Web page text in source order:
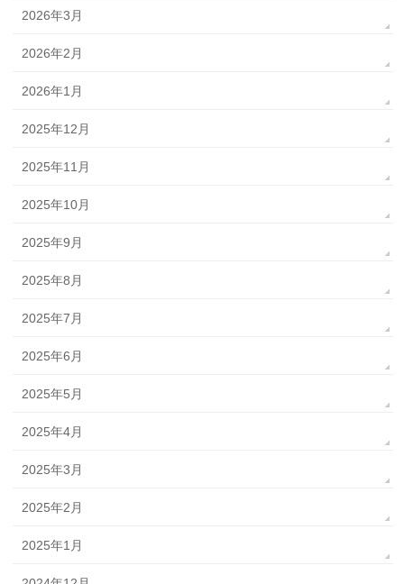
2026年3月
2026年2月
2026年1月
2025年12月
2025年11月
2025年10月
2025年9月
2025年8月
2025年7月
2025年6月
2025年5月
2025年4月
2025年3月
2025年2月
2025年1月